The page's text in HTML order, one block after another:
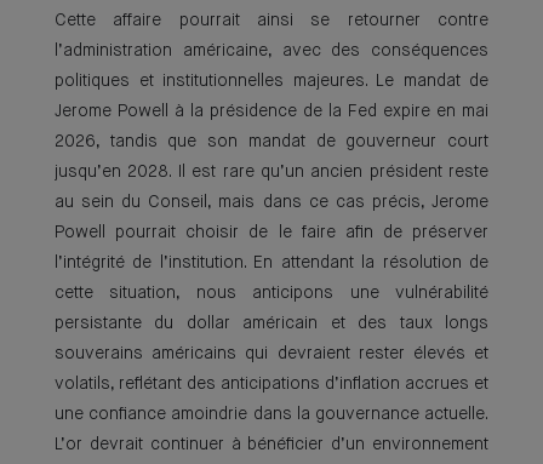
Cette affaire pourrait ainsi se retourner contre
l’administration américaine, avec des conséquences
politiques et institutionnelles majeures. Le mandat de
Jerome Powell à la présidence de la Fed expire en mai
2026, tandis que son mandat de gouverneur court
jusqu’en 2028. Il est rare qu’un ancien président reste
au sein du Conseil, mais dans ce cas précis, Jerome
Powell pourrait choisir de le faire afin de préserver
l’intégrité de l’institution. En attendant la résolution de
cette situation, nous anticipons une vulnérabilité
persistante du dollar américain et des taux longs
souverains américains qui devraient rester élevés et
volatils, reflétant des anticipations d’inflation accrues et
une confiance amoindrie dans la gouvernance actuelle.
L’or devrait continuer à bénéficier d’un environnement